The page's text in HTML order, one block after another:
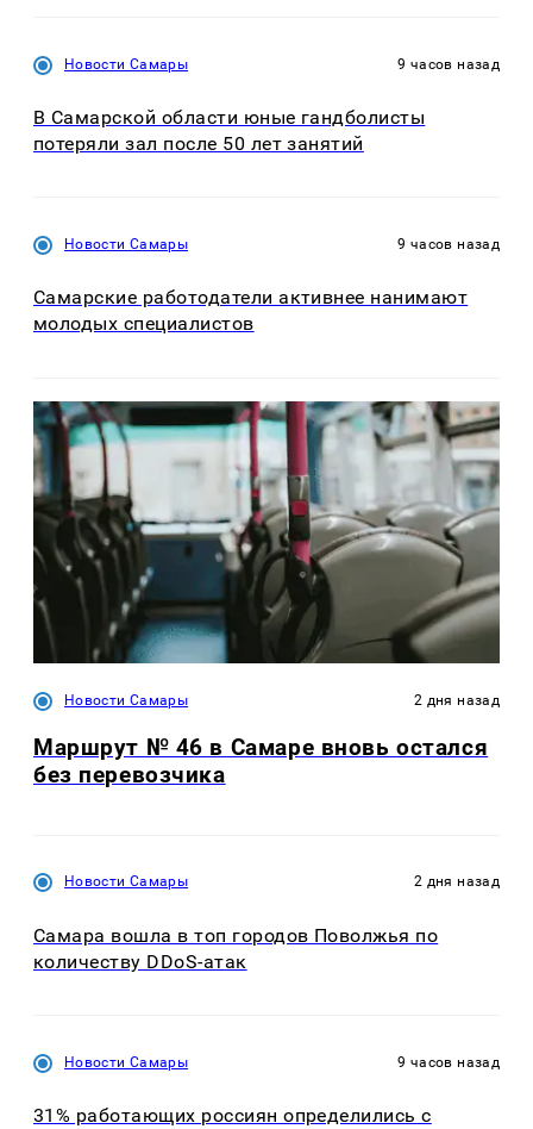
Новости Самары 9 часов назад
В Самарской области юные гандболисты
потеряли зал после 50 лет занятий
Новости Самары 9 часов назад
Самарские работодатели активнее нанимают
молодых специалистов
Новости Самары 2 дня назад
Маршрут № 46 в Самаре вновь остался
без перевозчика
Новости Самары 2 дня назад
Самара вошла в топ городов Поволжья по
количеству DDoS-атак
Новости Самары 9 часов назад
31% работающих россиян определились с